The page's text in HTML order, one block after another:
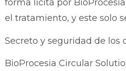
forma lícita por
el tratamiento, y este solo
Secreto y seguridad de los
BioProcesia Circular